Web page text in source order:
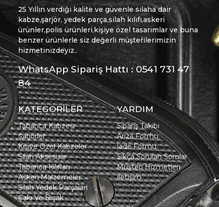
25 Yıllın verdiği kalite ve güvenle silaha dair
kabze,şarjör, yedek parça,silah kılıfı,askeri
ürünler,polis ürünleri,kişiye özel tasarımlar ve buna
benzer ürünlerle siz değerli müşterilerimizin
hizmetinizdeyiz..
WhatsApp Sipariş Hattı : 0541 731 47
84
KATEGORİLER
Tabanca Kabzesi
Şarjörler
Kişiye Özel Kabzeler
Silah Aksesuar
Tabanca Kılıfları
Askeri Malzemeler
Silah Yedek Parçaları
Çakı Ve Bıçak
YARDIM
Sipariş Takibi
Arıza Formu
İade Formu
Sıkça Sorulan Sorular
Müşteri Hizmetleri
İletişim